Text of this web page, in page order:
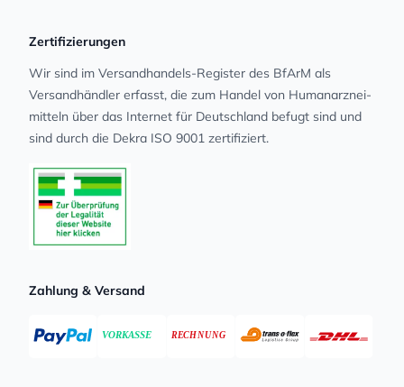
Zertifizierungen
Wir sind im Versandhandels-Register des BfArM als
Versandhändler erfasst, die zum Handel von Human­arz­nei­
mit­teln über das Internet für Deutschland befugt sind und
sind durch die Dekra ISO 9001 zertifiziert.
Zahlung & Versand